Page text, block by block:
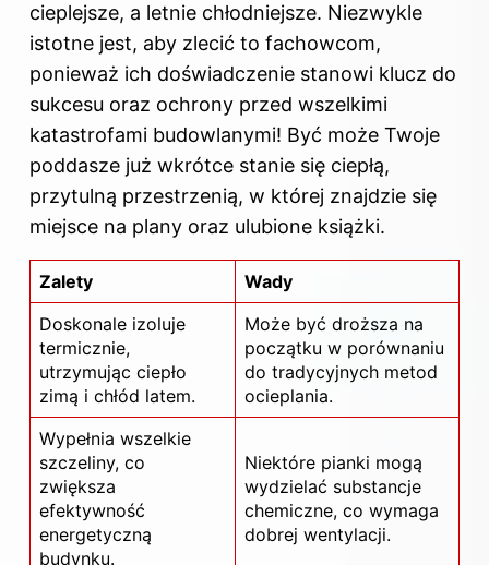
cieplejsze, a letnie chłodniejsze. Niezwykle
istotne jest, aby zlecić to fachowcom,
ponieważ ich doświadczenie stanowi klucz do
sukcesu oraz ochrony przed wszelkimi
katastrofami budowlanymi! Być może Twoje
poddasze już wkrótce stanie się ciepłą,
przytulną przestrzenią, w której znajdzie się
miejsce na plany oraz ulubione książki.
Zalety
Wady
Doskonale izoluje
termicznie,
utrzymując ciepło
zimą i chłód latem.
Może być droższa na
początku w porównaniu
do tradycyjnych metod
ocieplania.
Wypełnia wszelkie
szczeliny, co
zwiększa
efektywność
energetyczną
budynku.
Niektóre pianki mogą
wydzielać substancje
chemiczne, co wymaga
dobrej wentylacji.